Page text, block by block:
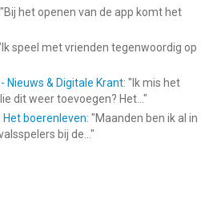
Bij het openen van de app komt het
Ik speel met vrienden tegenwoordig op
- Nieuws & Digitale Krant: " Ik mis het
dit weer toevoegen? Het... "
Het boerenleven: "Maanden ben ik al in
bij de... "